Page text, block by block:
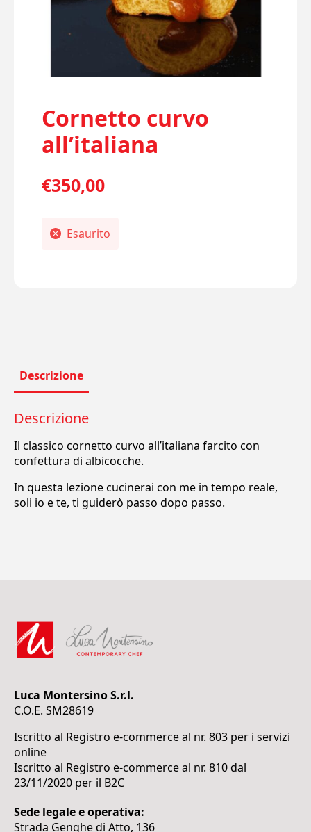
Cornetto curvo
all’italiana
€350,00
Esaurito
Descrizione
Descrizione
Il classico cornetto curvo all’italiana farcito con
confettura di albicocche.
In questa lezione cucinerai con me in tempo reale,
soli io e te, ti guiderò passo dopo passo.
Luca Montersino S.r.l.
C.O.E. SM28619
Iscritto al Registro e-commerce al nr. 803 per i servizi
online
Iscritto al Registro e-commerce al nr. 810 dal
23/11/2020 per il B2C
Sede legale e operativa:
Strada Genghe di Atto, 136